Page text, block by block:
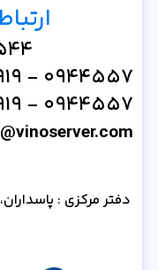
021
0944557 - 0919
0944557 - 0919
دفتر مرکزی :